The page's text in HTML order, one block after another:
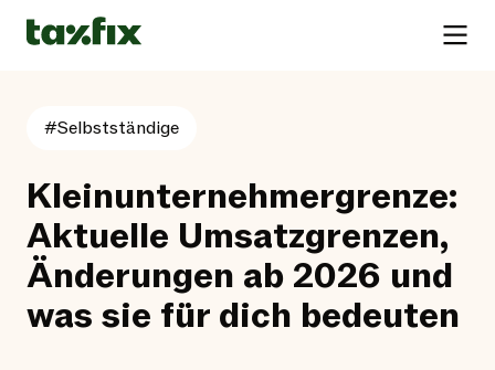
#Selbstständige
Kleinunternehmergrenze:
Aktuelle Umsatzgrenzen,
Änderungen ab 2026 und
was sie für dich bedeuten